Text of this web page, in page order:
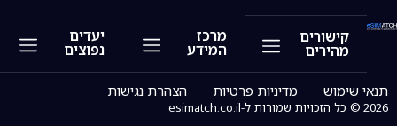
קישורים
מהירים
מרכז
המידע
יעדים
נפוצים
2026 © כל הזכויות שמורות ל-esimatch.co.il
תנאי שימוש מדיניות פרטיות הצהרת נגישות